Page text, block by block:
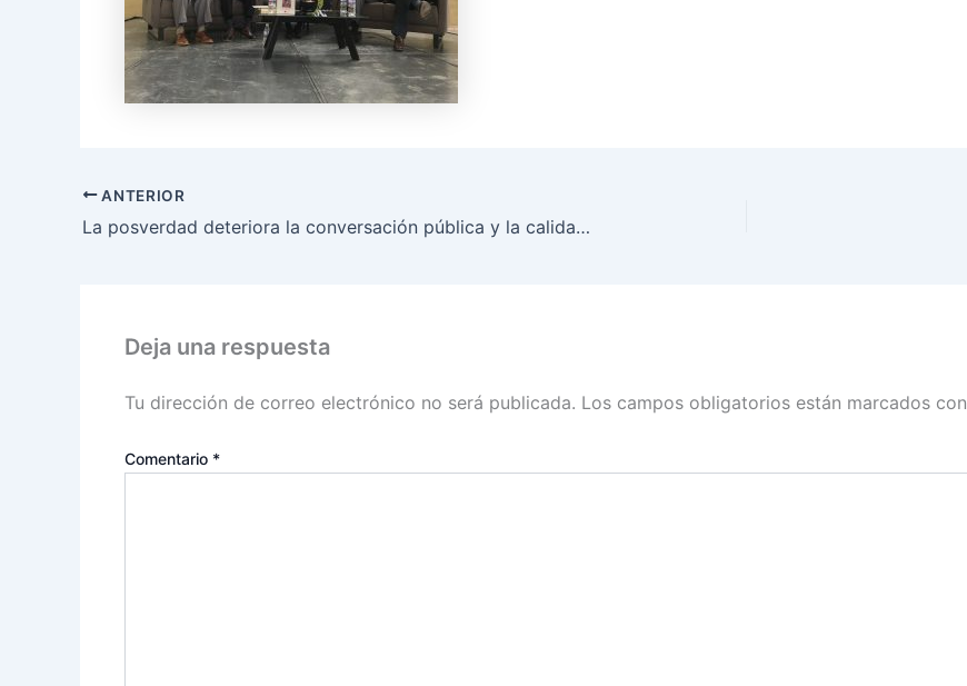
ANTERIOR
La posverdad deteriora la conversación pública y la calidad de la reflexión colectiva: Consejero Ciro Murayama
Deja una respuesta
Tu dirección de correo electrónico no será publicada. Los campos obligatorios están marcados con
Comentario *